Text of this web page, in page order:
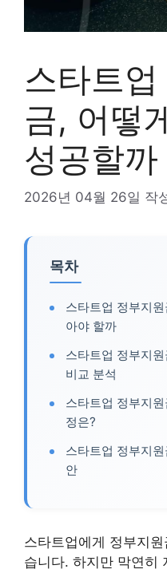
스타트
금, 어떻
성공할까
2026년 04월 26일 작
목차
스타트업 정부지
아야 할까
스타트업 정부지
비교 분석
스타트업 정부지
정은?
스타트업 정부지
안
스타트업에게 정부지
습니다. 하지만 막연히